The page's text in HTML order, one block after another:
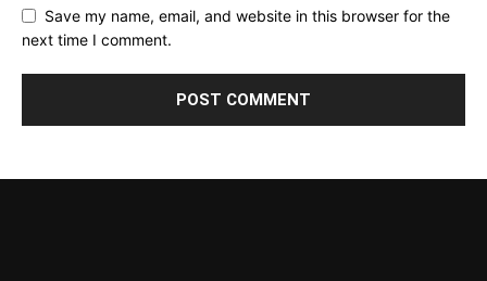
Save my name, email, and website in this browser for the
next time I comment.